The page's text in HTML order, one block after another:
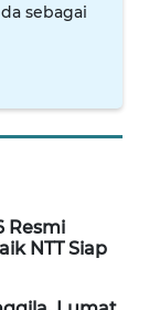
sebagai
Resmi
NTT Siap